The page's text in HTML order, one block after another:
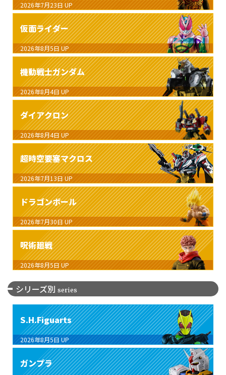
2026年7月23日 UP
仮面ライダー
2026年8月5日 UP
機動戦士ガンダム
2026年8月4日 UP
ダイアクロン
2026年8月4日 UP
超時空要塞マクロス
2026年7月13日 UP
ドラゴンボール
2026年7月30日 UP
呪術廻戦
2026年8月5日 UP
シリーズ別 series
S.H.Figuarts
2026年8月5日 UP
ガンプラ